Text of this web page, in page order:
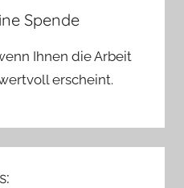
Spende
Ihnen die Arbeit
erscheint.